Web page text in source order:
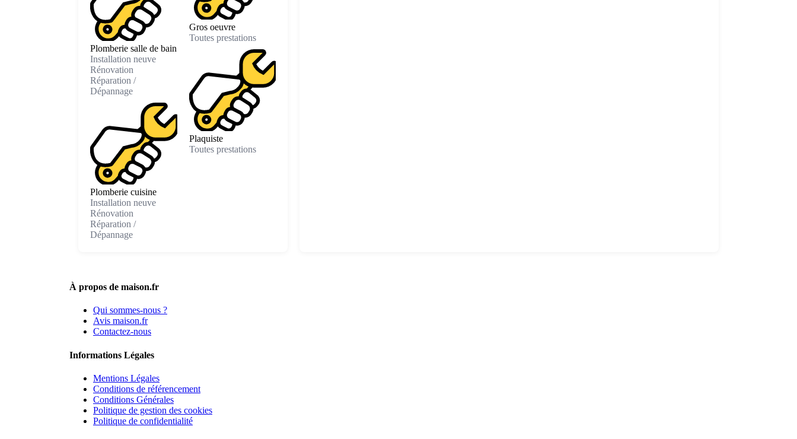
Plomberie salle de bain
Installation neuve
Rénovation
Réparation /
Dépannage
Plomberie cuisine
Installation neuve
Rénovation
Réparation /
Dépannage
Gros oeuvre
Toutes prestations
Plaquiste
Toutes prestations
À propos de maison.fr
Qui sommes-nous ?
Avis maison.fr
Contactez-nous
Informations Légales
Mentions Légales
Conditions de référencement
Conditions Générales
Politique de gestion des cookies
Politique de confidentialité